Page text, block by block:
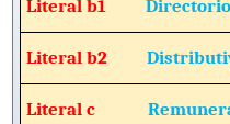
Literal b1
Literal b2
Literal c